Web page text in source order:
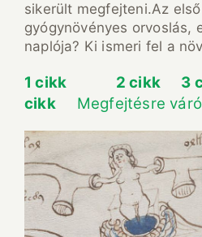
sikerült megfejteni.Az
gyógynövényes orvoslás,
naplója? Ki ismeri fel a
1 cikk 2 cikk 3
cikk
Megfejtésre